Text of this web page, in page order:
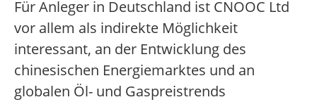
Für Anleger in Deutschland ist CNOOC Ltd
vor allem als indirekte Möglichkeit
interessant, an der Entwicklung des
chinesischen Energiemarktes und an
globalen Öl- und Gaspreistrends